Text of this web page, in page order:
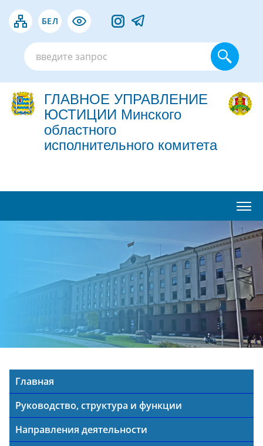
БЕЛ
ГЛАВНОЕ УПРАВЛЕНИЕ
ЮСТИЦИИ Минского
областного
исполнительного комитета
Главная
Руководство, структура и функции
Направления деятельности